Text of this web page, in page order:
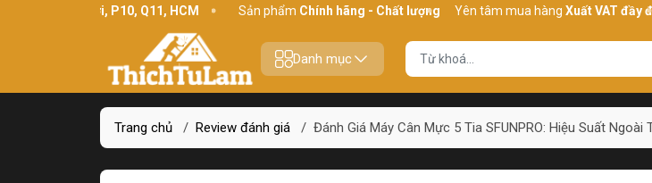
Bình Thới, P10, Q11, HCM Sản phẩmChính hãng - Chất lượng Yên tâm mua hàngXuất VAT đầy đủ Địa
Danh mục
Trang chủ / Review đánh giá / Đánh Giá Máy Cân Mực 5 Tia SFUNPRO: Hiệu Suất Ngoài